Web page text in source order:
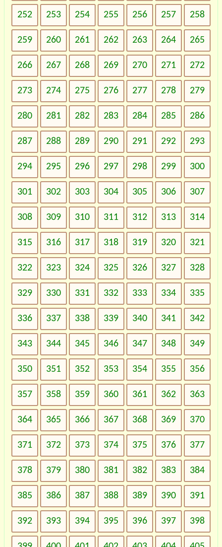
252 253 254 255 256 257 258
259 260 261 262 263 264 265
266 267 268 269 270 271 272
273 274 275 276 277 278 279
280 281 282 283 284 285 286
287 288 289 290 291 292 293
294 295 296 297 298 299 300
301 302 303 304 305 306 307
308 309 310 311 312 313 314
315 316 317 318 319 320 321
322 323 324 325 326 327 328
329 330 331 332 333 334 335
336 337 338 339 340 341 342
343 344 345 346 347 348 349
350 351 352 353 354 355 356
357 358 359 360 361 362 363
364 365 366 367 368 369 370
371 372 373 374 375 376 377
378 379 380 381 382 383 384
385 386 387 388 389 390 391
392 393 394 395 396 397 398